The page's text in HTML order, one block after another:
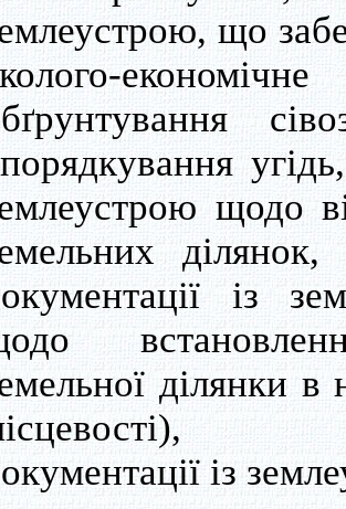
що
економічне
щодо
ділянок,
із
ділянки в
із